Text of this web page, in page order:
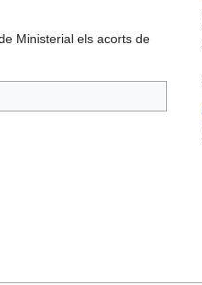
Ministerial els acorts de